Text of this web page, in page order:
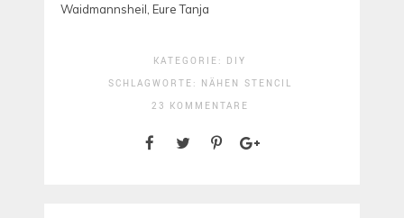
Waidmannsheil, Eure Tanja
KATEGORIE: DIY
SCHLAGWORTE: NÄHEN
STENCIL
23 KOMMENTARE